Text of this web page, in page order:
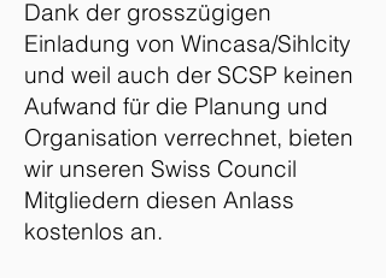
Dank der grosszügigen
Einladung von Wincasa/Sihlcity
und weil auch der SCSP keinen
Aufwand für die Planung und
Organisation verrechnet, bieten
wir unseren Swiss Council
Mitgliedern diesen Anlass
kostenlos an.